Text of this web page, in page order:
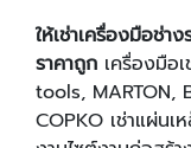
ให้เช่าเครื่องมือช่า
ราคาถูก เครื่องมือ
tools,
COPKO เช่าแผ่น